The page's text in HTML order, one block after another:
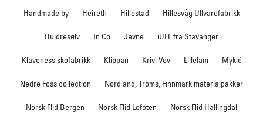
Handmade by Heireth Hillestad Hillesvåg Ullvarefabrikk
Huldresølv In Co Jevne iULL fra Stavanger
Klaveness skofabrikk Klippan Krivi Vev Lillelam Myklé
Nedre Foss collection Nordland, Troms, Finnmark materialpakker
Norsk Flid Bergen Norsk Flid Lofoten Norsk Flid Hallingdal